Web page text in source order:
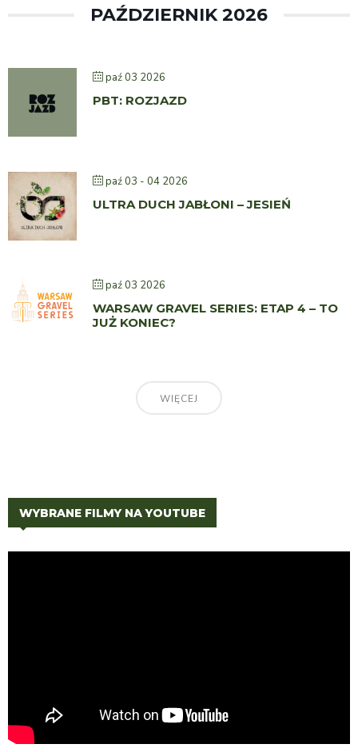
PAŹDZIERNIK 2026
paź 03 2026
PBT: ROZJAZD
paź 03 - 04 2026
ULTRA DUCH JABŁONI – JESIEŃ
paź 03 2026
WARSAW GRAVEL SERIES: ETAP 4 – TO
JUŻ KONIEC?
WIĘCEJ
WYBRANE FILMY NA YOUTUBE